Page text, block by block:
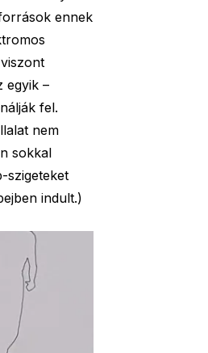
ennek
egyik –
fel.
nem
sokkal
szigeteket
indult.)